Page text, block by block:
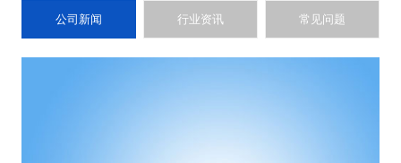
公司新闻 行业资讯 常见问题